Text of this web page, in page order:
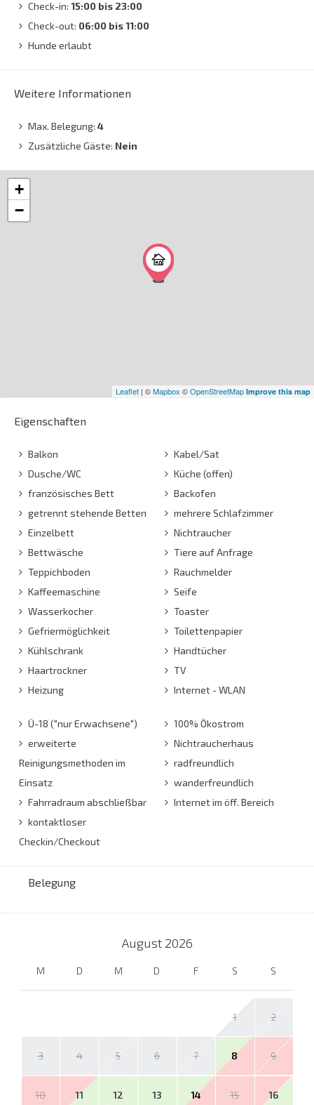
Check-in: 15:00 bis 23:00
Check-out: 06:00 bis 11:00
Hunde erlaubt
Weitere Informationen
Max. Belegung: 4
Zusätzliche Gäste: Nein
+
−
Leaflet | ©Mapbox ©OpenStreetMap Improve this map
Eigenschaften
Balkon
Dusche/WC
französisches Bett
getrennt stehende Betten
Einzelbett
Bettwäsche
Teppichboden
Kaffeemaschine
Wasserkocher
Gefriermöglichkeit
Kühlschrank
Haartrockner
Heizung
Kabel/Sat
Küche (offen)
Backofen
mehrere Schlafzimmer
Nichtraucher
Tiere auf Anfrage
Rauchmelder
Seife
Toaster
Toilettenpapier
Handtücher
TV
Internet - WLAN
Ü-18 ("nur Erwachsene")
erweiterte
Reinigungsmethoden im
Einsatz
Fahrradraum abschließbar
kontaktloser
Checkin/Checkout
100% Ökostrom
Nichtraucherhaus
radfreundlich
wanderfreundlich
Internet im öff. Bereich
Belegung
August 2026
M D M D F S S
1 2
3 4 5 6 7 8 9
10 11 12 13 14 15 16